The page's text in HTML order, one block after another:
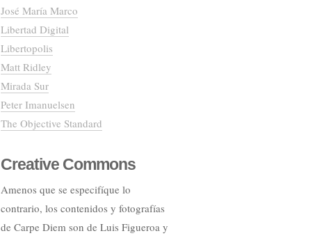
José María Marco
Libertad Digital
Libertopolis
Matt Ridley
Mirada Sur
Peter Imanuelsen
The Objective Standard
Creative Commons
Amenos que se especifíque lo
contrario, los contenidos y fotografías
de Carpe Diem son de Luis Figueroa y